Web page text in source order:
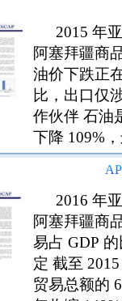
2015 年
阿塞拜疆商
油价下跌正
比，出口仅
作伙伴 石油
下降 109%
伙伴是意大
的一半
2016 年
阿塞拜疆商
易占 GDP
定 截至
贸易总额的